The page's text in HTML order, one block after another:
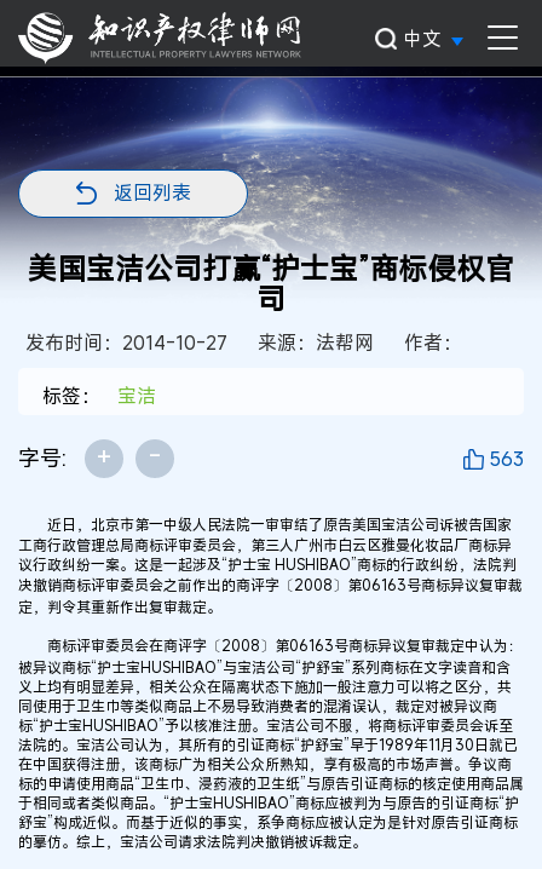
中文
返回列表
美国宝洁公司打赢“护士宝”商标侵权官
司
发布时间：2014-10-27 来源：法帮网
作者：
标签：
宝洁
字号: + - 563
近日，北京市第一中级人民法院一审审结了原告美国宝洁公司诉被告国家
工商行政管理总局商标评审委员会，第三人广州市白云区雅曼化妆品厂商标异
议行政纠纷一案。这是一起涉及“护士宝 HUSHIBAO”商标的行政纠纷，法院判
决撤销商标评审委员会之前作出的商评字〔2008〕第06163号商标异议复审裁
定，判令其重新作出复审裁定。
商标评审委员会在商评字〔2008〕第06163号商标异议复审裁定中认为：
被异议商标“护士宝HUSHIBAO”与宝洁公司“护舒宝”系列商标在文字读音和含
义上均有明显差异，相关公众在隔离状态下施加一般注意力可以将之区分，共
同使用于卫生巾等类似商品上不易导致消费者的混淆误认，裁定对被异议商
标“护士宝HUSHIBAO”予以核准注册。宝洁公司不服，将商标评审委员会诉至
法院的。宝洁公司认为，其所有的引证商标“护舒宝”早于1989年11月30日就已
在中国获得注册，该商标广为相关公众所熟知，享有极高的市场声誉。争议商
标的申请使用商品“卫生巾、浸药液的卫生纸”与原告引证商标的核定使用商品属
于相同或者类似商品。“护士宝HUSHIBAO”商标应被判为与原告的引证商标“护
舒宝”构成近似。而基于近似的事实，系争商标应被认定为是针对原告引证商标
的摹仿。综上，宝洁公司请求法院判决撤销被诉裁定。